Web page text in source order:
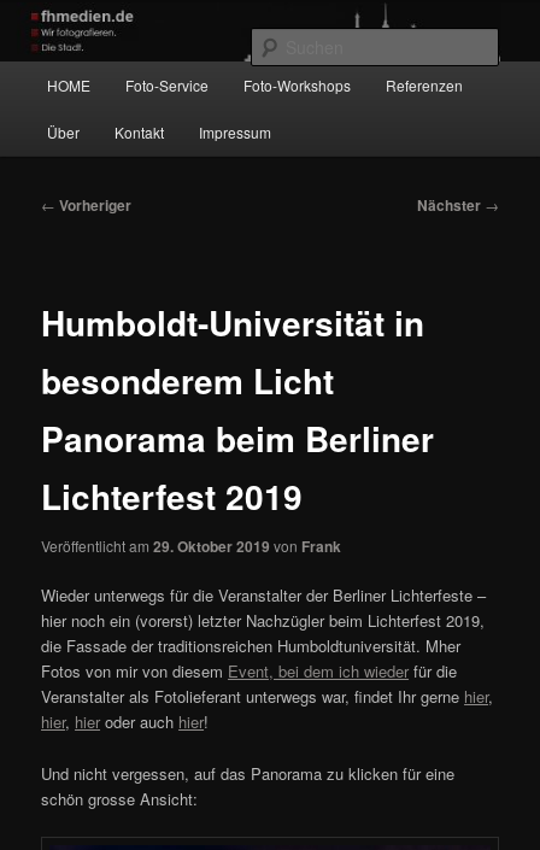
Zum
primären
Inhalt
springen
Wir fotografieren die Hauptstadt!
HOME Foto-Service Foto-Workshops Referenzen
Über Kontakt Impressum
Beitragsnavigation
← Vorheriger Nächster →
Humboldt-Universität in
besonderem Licht
Panorama beim Berliner
Lichterfest 2019
Veröffentlicht am29. Oktober 2019 von Frank
Wieder unterwegs für die Veranstalter der Berliner Lichterfeste –
hier noch ein (vorerst) letzter Nachzügler beim Lichterfest 2019,
die Fassade der traditionsreichen Humboldtuniversität. Mher
Fotos von mir von diesem Event, bei dem ich wieder für die
Veranstalter als Fotolieferant unterwegs war, findet Ihr gerne hier,
hier, hier oder auch hier!
Und nicht vergessen, auf das Panorama zu klicken für eine
schön grosse Ansicht: